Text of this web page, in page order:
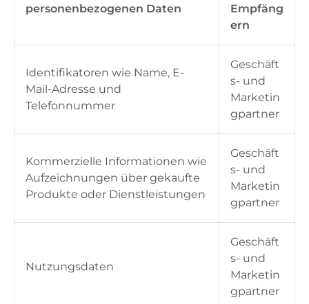
personenbezogenen Daten
Empfäng
ern
Identifikatoren wie Name, E-
Mail-Adresse und
Telefonnummer
Geschäft
s- und
Marketin
gpartner
Kommerzielle Informationen wie
Aufzeichnungen über gekaufte
Produkte oder Dienstleistungen
Geschäft
s- und
Marketin
gpartner
Nutzungsdaten
Geschäft
s- und
Marketin
gpartner